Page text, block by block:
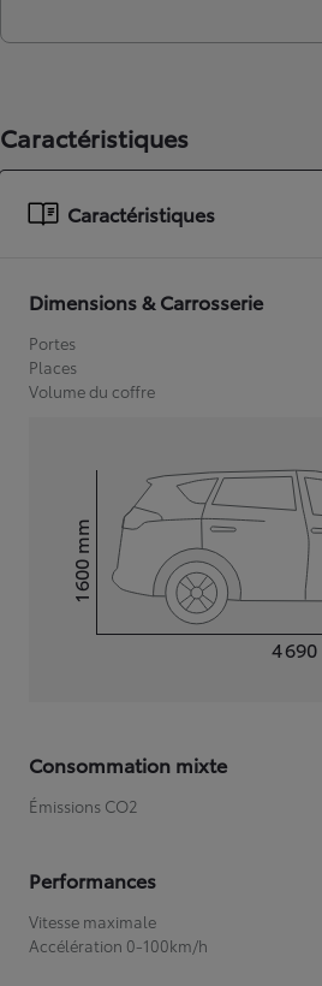
Caractéristiques
Caractéristiques
Dimensions & Carrosserie
Portes
Places
Volume du coffre
4 690
Hauteur1 600
mm
Consommation mixte
Émissions CO2
Performances
Vitesse maximale
Accélération 0-100km/h